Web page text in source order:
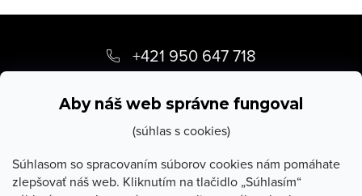
Aby náš web správne fungoval
(súhlas s cookies)
Súhlasom so spracovaním súborov cookies nám pomáhate
zlepšovať náš web. Kliknutím na tlačidlo „Súhlasím“
p
+421 950 647 718